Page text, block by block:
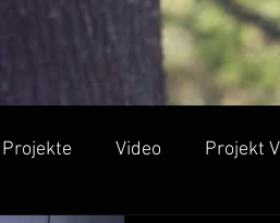
Video Projekt